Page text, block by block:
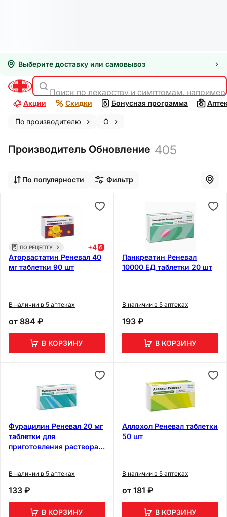
Выберите доставку или самовывоз
Поиск по лекарству и симптомам,
Акции Скидки Бонусная программа
По производителю О
Производитель Обновление 405
По популярности Фильтр
ПО РЕЦЕПТУ +4
Аторвастатин Реневал 40
мг таблетки 90 шт
В наличии в 5 аптеках
от 884 ₽
В КОРЗИНУ
Панкреатин Реневал
10000 ЕД таблетки 20 шт
В наличии в 5 аптеках
193 ₽
В КОРЗИНУ
Фурацилин Реневал 20 мг
таблетки для
приготовления раствора
В наличии в 5 аптеках
133 ₽
В КОРЗИНУ
Аллохол Реневал таблетки
50 шт
В наличии в 5 аптеках
от 181 ₽
В КОРЗИНУ